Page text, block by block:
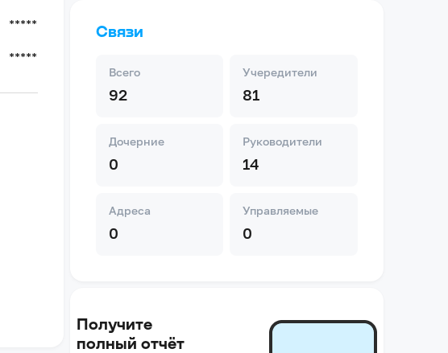
*****
*****
Связи
Всего
92
Учередители
81
Дочерние
0
Руководители
14
Адреса
0
Управляемые
0
Получите
полный отчёт